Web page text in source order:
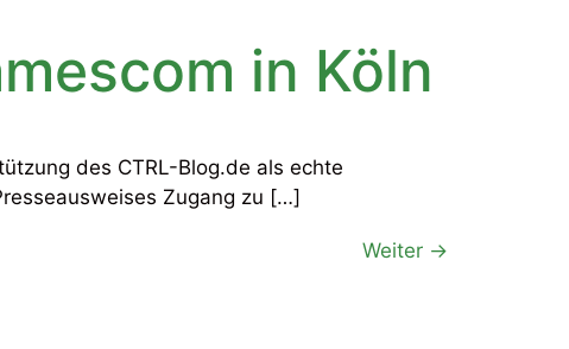
in Köln
des CTRL-Blog.de als echte
Zugang zu […]
Weiter →